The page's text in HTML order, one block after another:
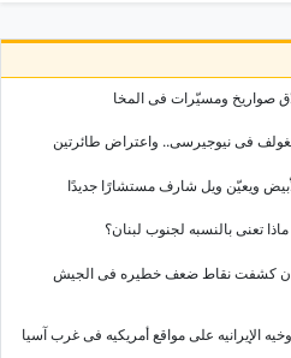
صواریخ ومسیّرات فی المخا
فی نیوجیرسی.. واعتراض طائرتین
ویعیّن ویل شارف مستشارًا جدیدًا
تعنی بالنسبه لجنوب لبنان؟
کشفت نقاط ضعف خطیره فی الجیش
الإیرانیه على مواقع أمریکیه فی غرب آسیا